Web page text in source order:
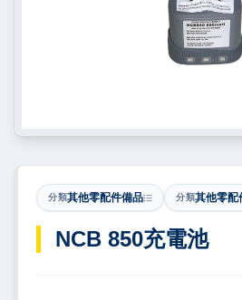
分類其他零配件備品 分類其他零配
​NCB 850充電池